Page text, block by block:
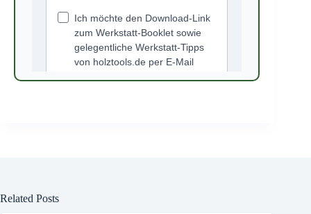
Related Posts